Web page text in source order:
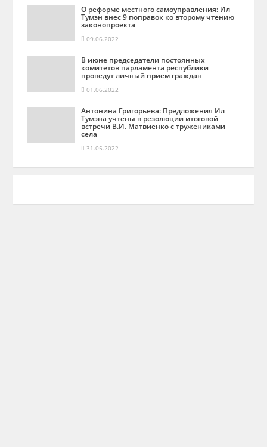
О реформе местного самоуправления: Ил
Тумэн внес 9 поправок ко второму чтению
законопроекта
09.06.2022
В июне председатели постоянных
комитетов парламента республики
проведут личный прием граждан
01.06.2022
Антонина Григорьева: Предложения Ил
Тумэна учтены в резолюции итоговой
встречи В.И. Матвиенко с тружениками
села
31.05.2022